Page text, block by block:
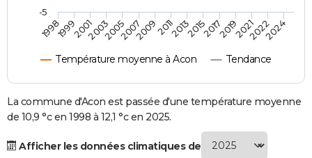
CARTE DE VOEUX
Carte de Noël
Carte Bonne année
Carte Saint-Valentin
Carte Pâques
Carte d'anniversaire
DICTIONNAIRE
Dictionnaire
Biographies
Citations
Expressions
Proverbes
PROGRAMME TV
S'inscrire
Se connecter
Lycées
Collèges
Primaires
Universités
Entreprises
Service militaire
Avis de recherche
AVIS DE DÉCÈS
FORUM
Température moyenne à Acon Tendance
199819992001200320052007200920112013201520172019202120222024
-5
La commune d'Acon est passée d'une température moyenne
de 10,9 °c en 1998 à 12,1 °c en 2025.
Afficher les données climatiques de